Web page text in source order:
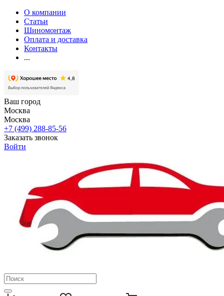
О компании
Статьи
Шиномонтаж
Оплата и доставка
Контакты
...
Ваш город
Москва
Москва
+7 (499) 288-85-56
Заказать звонок
Войти